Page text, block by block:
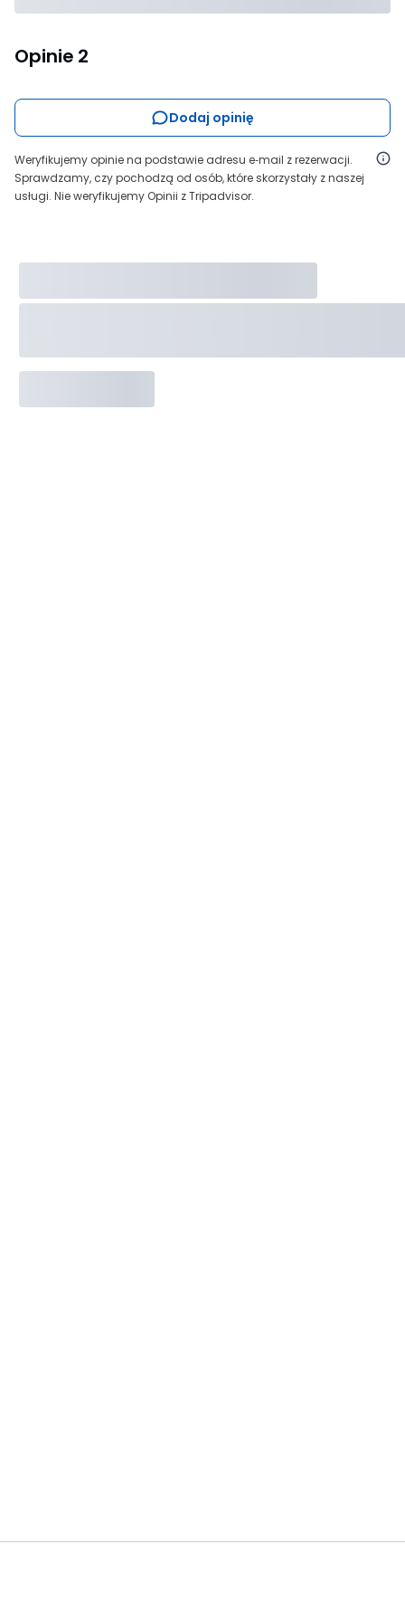
Opinie 2
Dodaj opinię
Weryfikujemy opinie na podstawie adresu e‑mail z rezerwacji.
Sprawdzamy, czy pochodzą od osób, które skorzystały z naszej
usługi. Nie weryfikujemy Opinii z Tripadvisor.